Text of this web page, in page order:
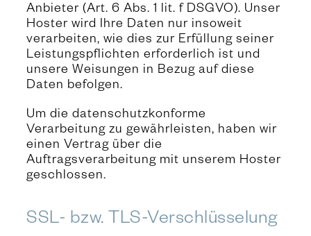
Anbieter (Art. 6 Abs. 1 lit. f DSGVO). Unser
Hoster wird Ihre Daten nur insoweit
verarbeiten, wie dies zur Erfüllung seiner
Leistungspflichten erforderlich ist und
unsere Weisungen in Bezug auf diese
Daten befolgen.
Um die datenschutzkonforme
Verarbeitung zu gewährleisten, haben wir
einen Vertrag über die
Auftragsverarbeitung mit unserem Hoster
geschlossen.
SSL- bzw. TLS-Verschlüsselung